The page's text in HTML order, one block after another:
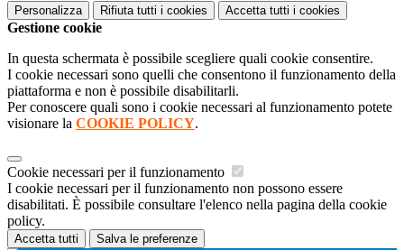
Personalizza Rifiuta tutti i cookies Accetta tutti i cookies
Gestione cookie
In questa schermata è possibile scegliere quali cookie consentire.
I cookie necessari sono quelli che consentono il funzionamento della
piattaforma e non è possibile disabilitarli.
Per conoscere quali sono i cookie necessari al funzionamento potete
visionare la COOKIE POLICY.
Cookie necessari per il funzionamento
I cookie necessari per il funzionamento non possono essere
disabilitati. È possibile consultare l'elenco nella pagina della cookie
policy.
Accetta tutti Salva le preferenze